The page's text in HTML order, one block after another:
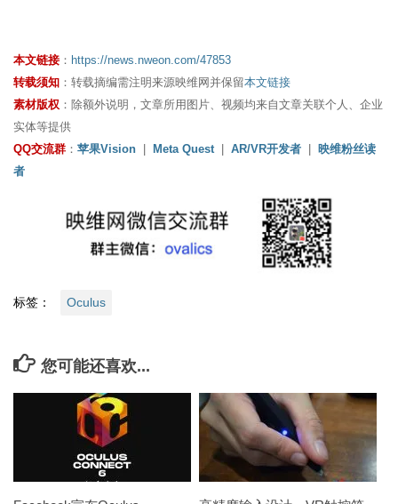
本文链接 ： https://news.nweon.com/47853
转载须知 ：转载摘编需注明来源映维网并保留本文链接
素材版权 ：除额外说明，文章所用图片、视频均来自文章关联个人、企业
实体等提供
QQ交流群 ： 苹果Vision Meta Quest| AR/VR开发者
映维粉丝读
者
标签： Oculus
您可能还喜欢...